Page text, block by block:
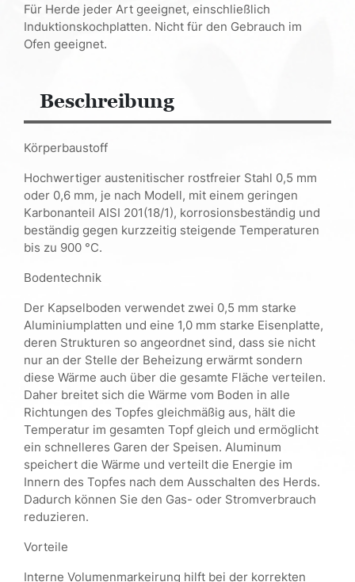
Für Herde jeder Art geeignet, einschließlich
Induktionskochplatten. Nicht für den Gebrauch im
Ofen geeignet.
Beschreibung
Körperbaustoff
Hochwertiger austenitischer rostfreier Stahl 0,5 mm
oder 0,6 mm, je nach Modell, mit einem geringen
Karbonanteil AISI 201(18/1), korrosionsbeständig und
beständig gegen kurzzeitig steigende Temperaturen
bis zu 900 °C.
Bodentechnik
Der Kapselboden verwendet zwei 0,5 mm starke
Aluminiumplatten und eine 1,0 mm starke Eisenplatte,
deren Strukturen so angeordnet sind, dass sie nicht
nur an der Stelle der Beheizung erwärmt sondern
diese Wärme auch über die gesamte Fläche verteilen.
Daher breitet sich die Wärme vom Boden in alle
Richtungen des Topfes gleichmäßig aus, hält die
Temperatur im gesamten Topf gleich und ermöglicht
ein schnelleres Garen der Speisen. Aluminum
speichert die Wärme und verteilt die Energie im
Innern des Topfes nach dem Ausschalten des Herds.
Dadurch können Sie den Gas- oder Stromverbrauch
reduzieren.
Vorteile
Interne Volumenmarkeirung hilft bei der korrekten